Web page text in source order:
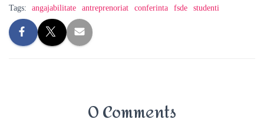
Tags: angajabilitate antreprenoriat conferinta fsde studenti
0 Comments